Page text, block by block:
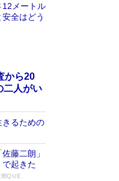
メートル
全はどう
から20
二人がい
きるための
藤二朗」
起きた
QUE